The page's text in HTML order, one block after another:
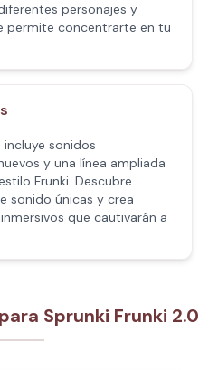
personajes y
permite concentrarte en tu
incluye sonidos
y una línea ampliada
Frunki. Descubre
sonido únicas y crea
que cautivarán a
Sprunki Frunki 2.0